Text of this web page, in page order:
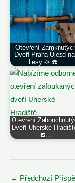
Otevření
Dveří Praha Újezd
Lesy -> ☎️…
Otevření
Dveří Uherské
☎️…
Post
← Předchozí